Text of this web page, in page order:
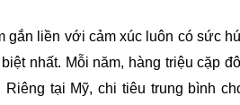
gắn liền với cảm xúc luôn có sức
nhất. Mỗi năm, hàng triệu cặp
tại Mỹ, chi tiêu trung bình